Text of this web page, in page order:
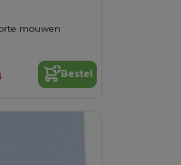
mouwen
Bestel